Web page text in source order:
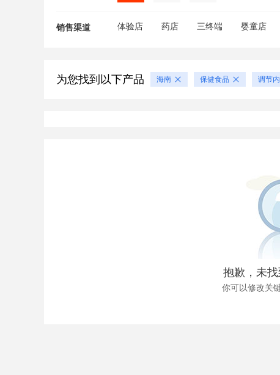
销售渠道 体验店 药店 三终端 婴童店
为您找到以下产品 海南 保健食品 调节
抱歉，未
你可以修改关